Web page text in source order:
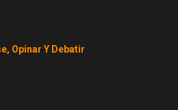
Opinar Y Debatir